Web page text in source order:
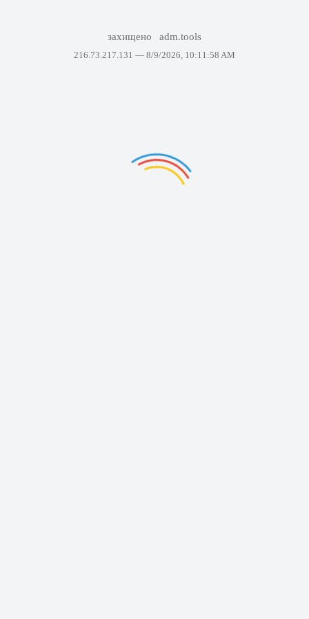
захищено adm.tools
216.73.217.131 — 8/9/2026, 10:11:58 AM